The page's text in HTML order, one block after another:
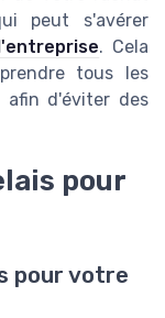
peut s'avérer
. Cela
tous les
afin d'éviter des
pour
pour votre